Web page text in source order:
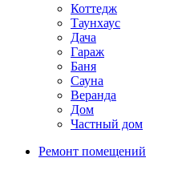
Коттедж
Таунхаус
Дача
Гараж
Баня
Сауна
Веранда
Дом
Частный дом
Ремонт помещений